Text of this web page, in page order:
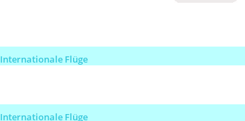
Internationale Flüge
Internationale Flüge